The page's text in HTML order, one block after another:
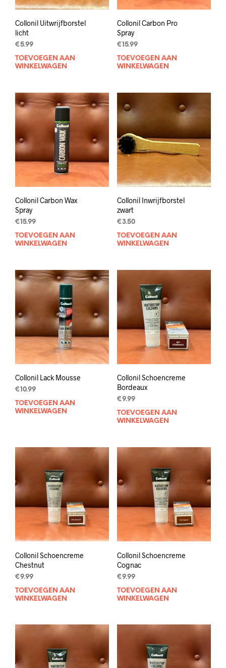
Collonil Uitwrijfborstel
licht
€5.99
TOEVOEGEN AAN
WINKELWAGEN
Collonil Carbon Pro
Spray
€ 15.99
TOEVOEGEN AAN
WINKELWAGEN
Collonil Carbon Wax
Spray
€ 15.99
TOEVOEGEN AAN
WINKELWAGEN
Collonil Inwrijfborstel
zwart
€3.50
TOEVOEGEN AAN
WINKELWAGEN
Collonil Lack Mousse
€ 10.99
TOEVOEGEN AAN
WINKELWAGEN
Collonil Schoencreme
Bordeaux
€9.99
TOEVOEGEN AAN
WINKELWAGEN
Collonil Schoencreme
Chestnut
€9.99
TOEVOEGEN AAN
WINKELWAGEN
Collonil Schoencreme
Cognac
€9.99
TOEVOEGEN AAN
WINKELWAGEN